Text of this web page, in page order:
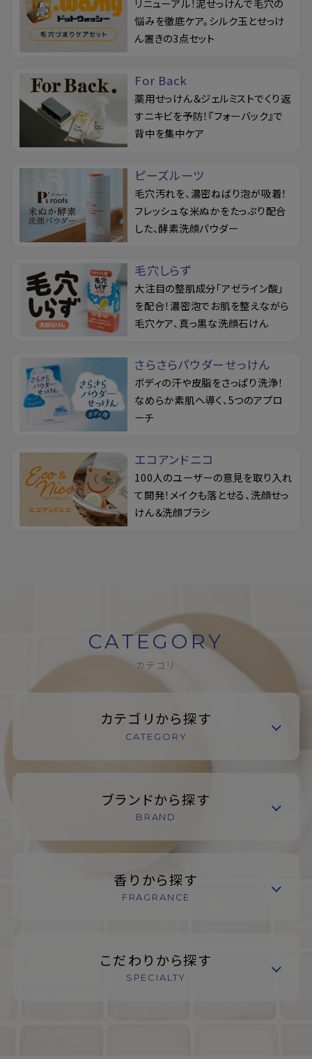
リニューアル！泥せっけんで毛穴の
悩みを徹底ケア。シルク玉とせっけ
ん置きの3点セット
For Back
薬用せっけん＆ジェルミストでくり返
すニキビを予防！『フォーバック』で
背中を集中ケア
ピーズルーツ
毛穴汚れを、濃密ねばり泡が吸着！
フレッシュな米ぬかをたっぷり配合
した、酵素洗顔パウダー
毛穴しらず
大注目の整肌成分「アゼライン酸」
を配合！濃密泡でお肌を整えながら
毛穴ケア、真っ黒な洗顔石けん
さらさらパウダーせっけん
ボディの汗や皮脂をさっぱり洗浄！
なめらか素肌へ導く、5つのアプロ
ーチ
エコアンドニコ
100人のユーザーの意見を取り入れ
て開発！メイクも落とせる、洗顔せっ
けん＆洗顔ブラシ
CATEGORY
カテゴリ
カテゴリから探す
CATEGORY
ブランドから探す
BRAND
香りから探す
FRAGRANCE
こだわりから探す
SPECIALTY